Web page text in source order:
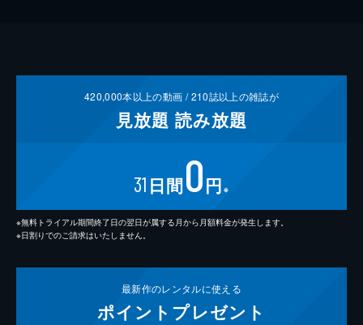
420,000本以上の動画 /210誌以上の雑誌が
見放題 読み放題
31 日間0円 ※
※無料トライアル期間終了日の翌日が属する月から月額料金が発生します。
※日割りでのご請求はいたしません。
最新作のレンタルに使える
ポイント プレゼント